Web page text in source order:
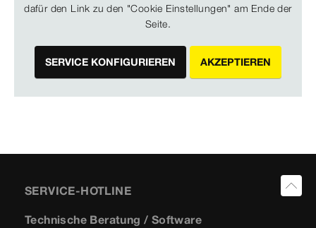
dafür den Link zu den "Cookie Einstellungen" am Ende der
Seite.
SERVICE KONFIGURIEREN AKZEPTIEREN
SERVICE-HOTLINE
Technische Beratung / Software